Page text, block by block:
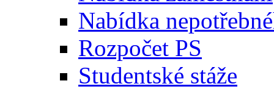
Nabídka
Rozpočet PS
Studentské stáže